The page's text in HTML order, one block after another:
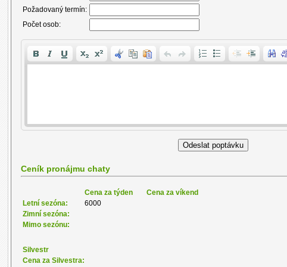
Požadovaný termín:
Počet osob:
Ceník pronájmu chaty
Cena za týden
Cena za víkend
Letní sezóna:
6000
Zimní sezóna:
Mimo sezónu:
Silvestr
Cena za Silvestra: